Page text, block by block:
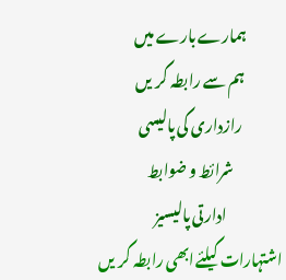
ہمارے بارے میں
ہم سے رابطہ کریں
رازداری کی پالیسی
شرائط و ضوابط
ادارتی پالیسیز
اشتہارات کیلئے ابھی رابطہ کریں